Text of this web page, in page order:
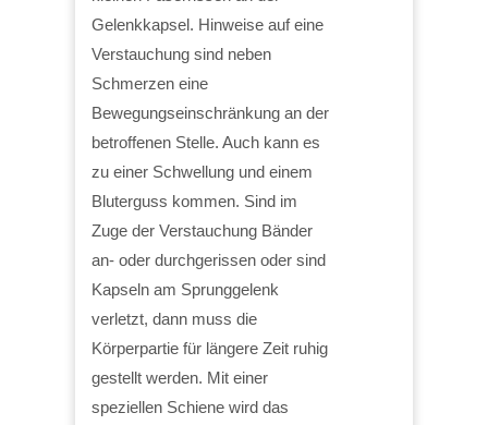
Gelenkkapsel. Hinweise auf eine
Verstauchung sind neben
Schmerzen eine
Bewegungseinschränkung an der
betroffenen Stelle. Auch kann es
zu einer Schwellung und einem
Bluterguss kommen. Sind im
Zuge der Verstauchung Bänder
an- oder durchgerissen oder sind
Kapseln am Sprunggelenk
verletzt, dann muss die
Körperpartie für längere Zeit ruhig
gestellt werden. Mit einer
speziellen Schiene wird das